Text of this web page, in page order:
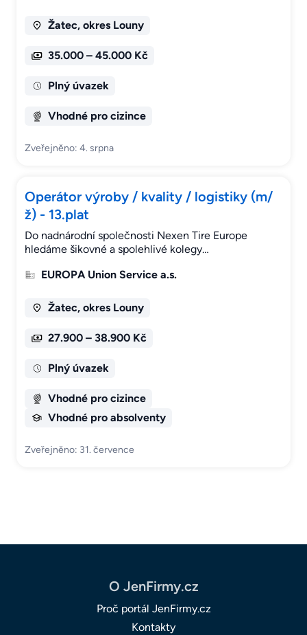
Žatec, okres Louny
35.000 – 45.000 Kč
Plný úvazek
Vhodné pro cizince
Zveřejněno: 4. srpna
Operátor výroby / kvality / logistiky (m/
ž) - 13.plat
Do nadnárodní společnosti Nexen Tire Europe
hledáme šikovné a spolehlivé kolegy…
EUROPA Union Service a.s.
Žatec, okres Louny
27.900 – 38.900 Kč
Plný úvazek
Vhodné pro cizince
Vhodné pro absolventy
Zveřejněno: 31. července
O JenFirmy.cz
Proč portál JenFirmy.cz
Kontakty